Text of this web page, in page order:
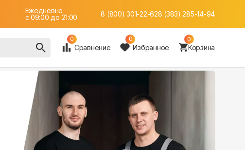
Ежедневно
c 09:00 до 21:00
8 (800) 301-22-628 (383) 285-14-94
0
Сравнение
0
Избранное
0
Корзина